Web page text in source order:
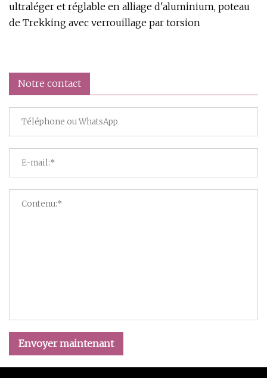
ultraléger et réglable en alliage d'aluminium, poteau
de Trekking avec verrouillage par torsion
Notre contact
Envoyer maintenant